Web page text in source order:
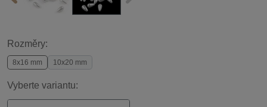
Rozměry:
8x16 mm 10x20 mm
Vyberte variantu: